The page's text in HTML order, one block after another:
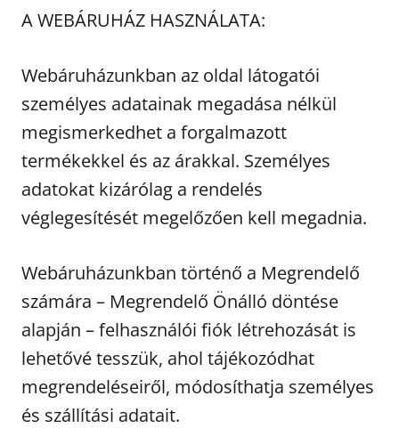
A WEBÁRUHÁZ HASZNÁLATA:
Webáruházunkban az oldal látogatói
személyes adatainak megadása nélkül
megismerkedhet a forgalmazott
termékekkel és az árakkal. Személyes
adatokat kizárólag a rendelés
véglegesítését megelőzően kell megadnia.
Webáruházunkban történő a Megrendelő
számára – Megrendelő Önálló döntése
alapján – felhasználói fiók létrehozását is
lehetővé tesszük, ahol tájékozódhat
megrendeléseiről, módosíthatja személyes
és szállítási adatait.